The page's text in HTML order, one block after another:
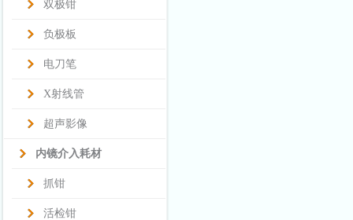
双极钳
负极板
电刀笔
X射线管
超声影像
内镜介入耗材
抓钳
活检钳